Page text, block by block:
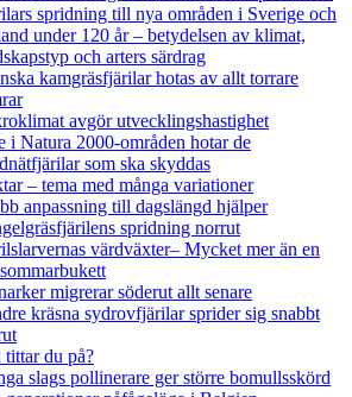
spridning till nya områden i Sverige och
under 120 år– betydelsen av klimat,
och arters särdrag
kamgräsfjärilar hotas av allt torrare
avgör utvecklingshastighet
i Natura 2000-områden hotar de
som ska skyddas
– tema med många variationer
anpassning till dagslängd hjälper
spridning norrut
värdväxter– Mycket mer än en
migrerar söderut allt senare
kräsna sydrovfjärilar sprider sig snabbt
tittar du på?
slags pollinerare ger större bomullsskörd